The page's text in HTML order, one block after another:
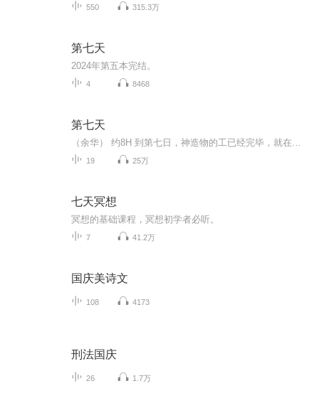
550 315.3万
第七天
2024年第五本完结。
4 8468
第七天
19 25万
七天冥想
冥想的基础课程，冥想初学者必听。
7 41.2万
国庆美诗文
108 4173
刑法国庆
26 1.7万